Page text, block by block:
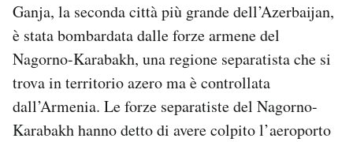
SHOP
AREA PERSONALE
Ganja, la seconda città più grande dell’Azerbaijan,
è stata bombardata dalle forze armene del
Nagorno-Karabakh, una regione separatista che si
trova in territorio azero ma è controllata
dall’Armenia. Le forze separatiste del Nagorno-
Karabakh hanno detto di avere colpito l’aeroporto